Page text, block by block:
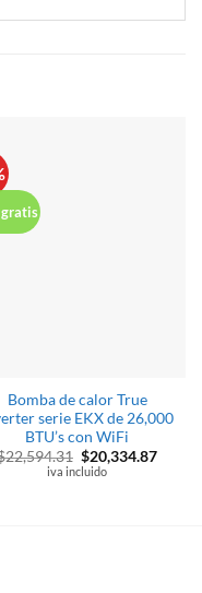
gratis
Bomba de calor True
serie EKX de 26,000
BTU’s con WiFi
22,594.31 El
precio
$20,334.87El
iva incluido